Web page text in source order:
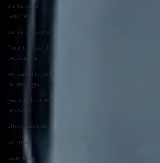
Santé de la
femme
Santé digestive
Nutrition au fil
des saisons
les bienfaits de la
réflexologie
gestion du stress,
relaxation
phytothérapie
sommeil
bien-être